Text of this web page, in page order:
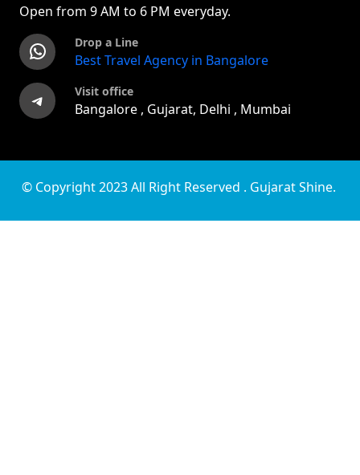
Open from 9 AM to 6 PM everyday.
WhatsApp Drop a Line
Best Travel Agency in Bangalore
Telegram Visit office
Bangalore , Gujarat, Delhi , Mumbai
© Copyright 2023 All Right Reserved . Gujarat Shine.